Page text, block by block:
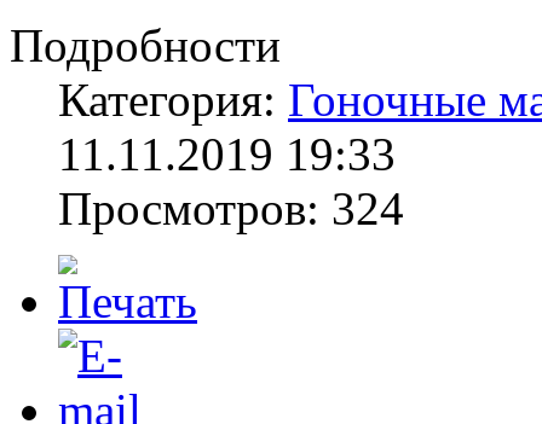
Подробности
Категория: Гоночные
11.11.2019 19:33
Просмотров: 324